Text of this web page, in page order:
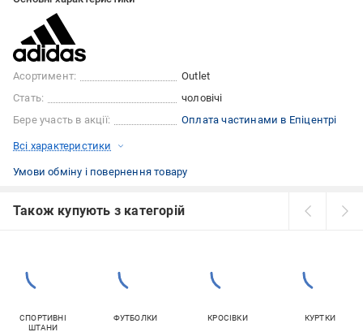
Асортимент:
Outlet
Стать:
чоловічі
Бере участь в акції:
Оплата частинами в Епіцентрі
Всі характеристики
Умови обміну і повернення товару
Також купують з категорій
СПОРТИВНІ
ШТАНИ
ФУТБОЛКИ КРОСІВКИ КУРТКИ